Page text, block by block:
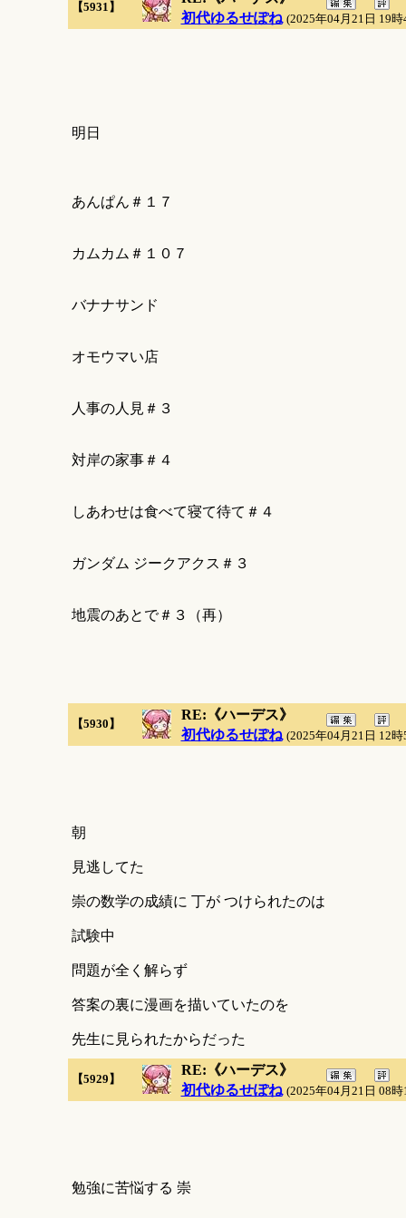
【5931】
初代ゆるせぽね (2025年04月21日 19時
明日
あんぱん＃１７
カムカム＃１０７
バナナサンド
オモウマい店
人事の人見＃３
対岸の家事＃４
しあわせは食べて寝て待て＃４
ガンダム ジークアクス＃３
地震のあとで＃３（再）
【5930】
RE:《ハーデス》
初代ゆるせぽね (2025年04月21日 12時
朝
見逃してた
崇の数学の成績に 丁が つけられたのは
試験中
問題が全く解らず
答案の裏に漫画を描いていたのを
先生に見られたからだった
【5929】
RE:《ハーデス》
初代ゆるせぽね (2025年04月21日 08時
勉強に苦悩する 崇